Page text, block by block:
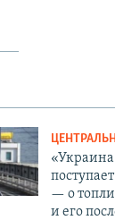
— о
и его